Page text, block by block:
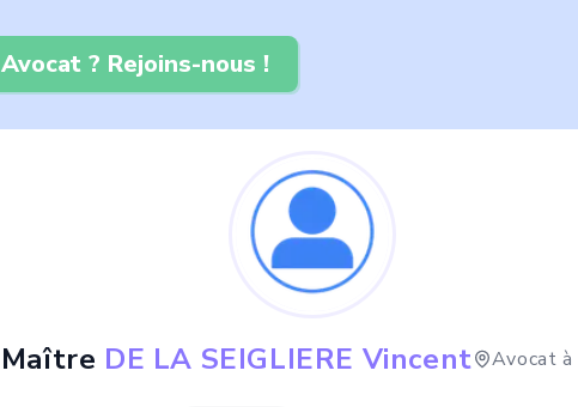
Avocat ? Rejoins-nous !
Maître DE LA SEIGLIERE Vincent Avocat à